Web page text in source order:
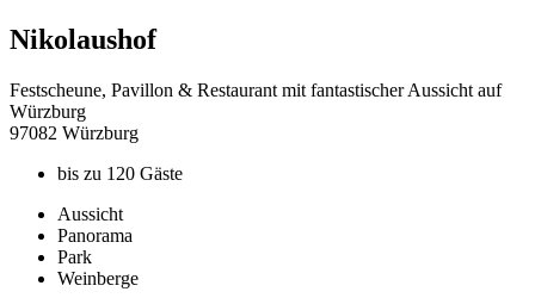
Nikolaushof
Festscheune, Pavillon & Restaurant mit fantastischer Aussicht auf
Würzburg
97082 Würzburg
bis zu 120 Gäste
Aussicht
Panorama
Park
Weinberge